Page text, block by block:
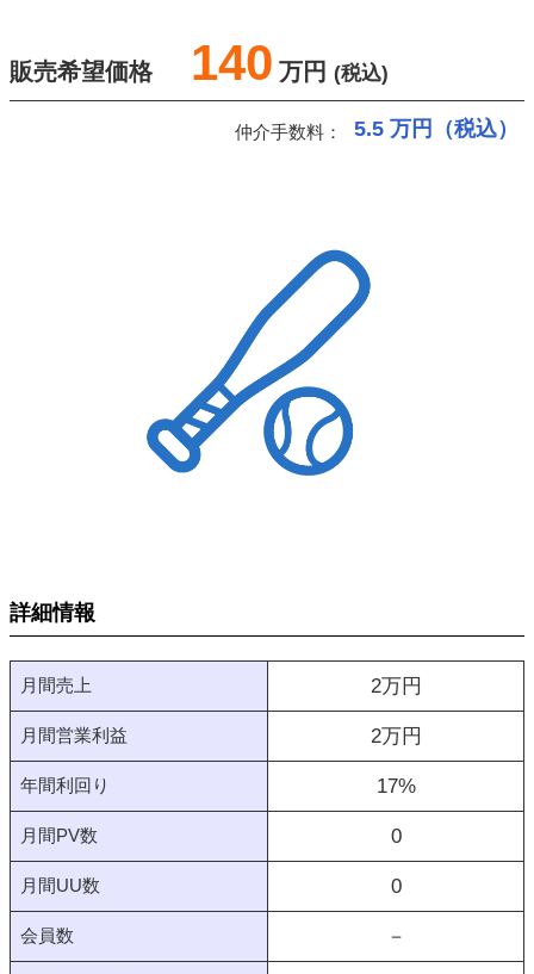
販売希望価格 140 万円 (税込)
仲介手数料： 5.5 万円（税込）
詳細情報
月間売上 2万円
月間営業利益 2万円
年間利回り 17%
月間PV数 0
月間UU数 0
会員数 －